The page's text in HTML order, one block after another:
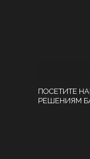
ПОСЕТИТЕ
РЕШЕНИЯМ